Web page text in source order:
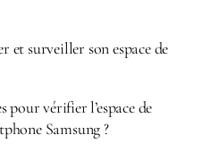
et surveiller son espace de
pour vérifier l’espace de
Samsung ?